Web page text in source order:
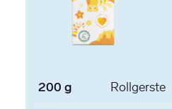
200 g Rollgerste